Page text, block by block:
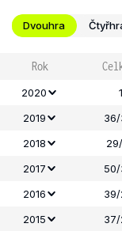
Dvouhra
Rok
2020
2019
2018
2017
2016
2015